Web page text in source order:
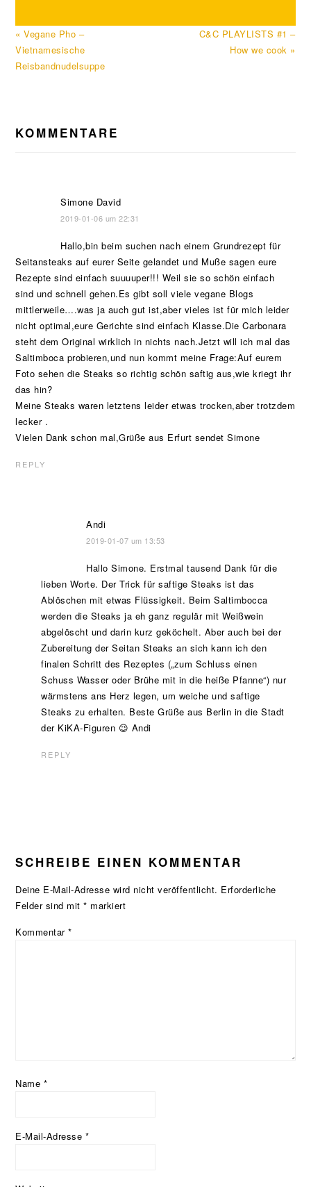
Vorheriger
Beitrag:
« Vegane Pho –
Vietnamesische
Reisbandnudelsuppe
Nächster
Beitrag:
C&C PLAYLISTS #1 –
How we cook »
INTERAKTIONEN
KOMMENTARE
Simone David
2019-01-06 um 22:31
Hallo,bin beim suchen nach einem Grundrezept für
Seitansteaks auf eurer Seite gelandet und Muße sagen eure
Rezepte sind einfach suuuuper!!! Weil sie so schön einfach
sind und schnell gehen.Es gibt soll viele vegane Blogs
mittlerweile….was ja auch gut ist,aber vieles ist für mich leider
nicht optimal,eure Gerichte sind einfach Klasse.Die Carbonara
steht dem Original wirklich in nichts nach.Jetzt will ich mal das
Saltimboca probieren,und nun kommt meine Frage:Auf eurem
Foto sehen die Steaks so richtig schön saftig aus,wie kriegt ihr
das hin?
Meine Steaks waren letztens leider etwas trocken,aber trotzdem
lecker .
Vielen Dank schon mal,Grüße aus Erfurt sendet Simone
REPLY
Andi
2019-01-07 um 13:53
Hallo Simone. Erstmal tausend Dank für die
lieben Worte. Der Trick für saftige Steaks ist das
Ablöschen mit etwas Flüssigkeit. Beim Saltimbocca
werden die Steaks ja eh ganz regulär mit Weißwein
abgelöscht und darin kurz geköchelt. Aber auch bei der
Zubereitung der Seitan Steaks an sich kann ich den
finalen Schritt des Rezeptes („zum Schluss einen
Schuss Wasser oder Brühe mit in die heiße Pfanne“) nur
wärmstens ans Herz legen, um weiche und saftige
Steaks zu erhalten. Beste Grüße aus Berlin in die Stadt
der KiKA-Figuren 😉 Andi
REPLY
SCHREIBE EINEN KOMMENTAR
Deine E-Mail-Adresse wird nicht veröffentlicht. Erforderliche
Felder sind mit* markiert
Kommentar*
Name *
E-Mail-Adresse *